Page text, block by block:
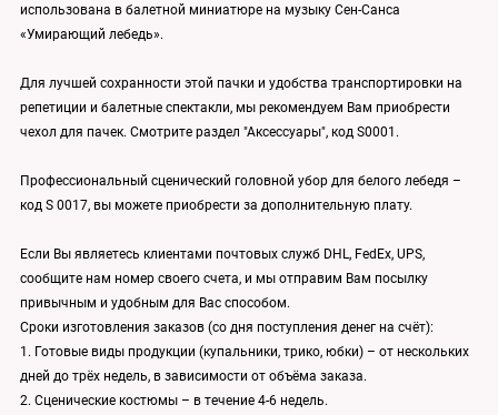
использована в балетной миниатюре на музыку Сен-Санса
«Умирающий лебедь».
Для лучшей сохранности этой пачки и удобства транспортировки на
репетиции и балетные спектакли, мы рекомендуем Вам приобрести
чехол для пачек. Смотрите раздел "Аксессуары", код S0001.
Профессиональный сценический головной убор для белого лебедя –
код S 0017, вы можете приобрести за дополнительную плату.
Если Вы являетесь клиентами почтовых служб DHL, FedEx, UPS,
сообщите нам номер своего счета, и мы отправим Вам посылку
привычным и удобным для Вас способом.
Сроки изготовления заказов (со дня поступления денег на счёт):
1. Готовые виды продукции (купальники, трико, юбки) – от нескольких
дней до трёх недель, в зависимости от объёма заказа.
2. Сценические костюмы – в течение 4-6 недель.